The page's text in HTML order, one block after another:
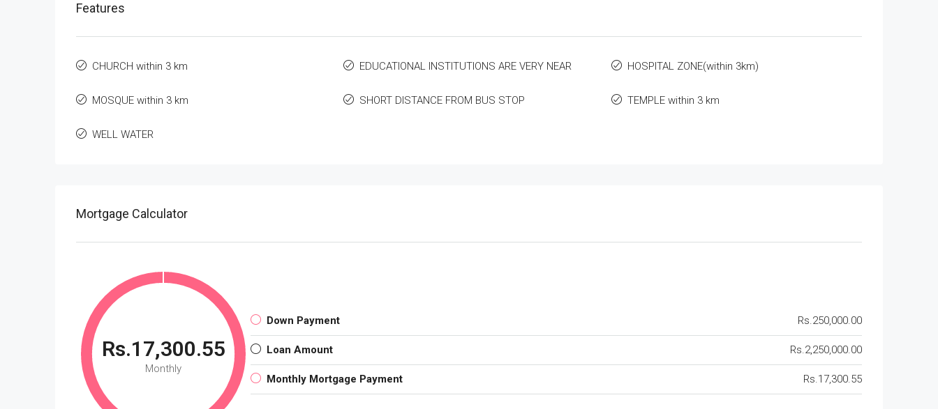
Features
CHURCH within 3 km EDUCATIONAL INSTITUTIONS ARE VERY NEAR HOSPITAL ZONE(within 3km)
MOSQUE within 3 km SHORT DISTANCE FROM BUS STOP TEMPLE within 3 km
WELL WATER
Mortgage Calculator
Rs.17,300.55
Monthly
Down Payment Rs.250,000.00
Loan Amount Rs.2,250,000.00
Monthly Mortgage Payment Rs.17,300.55